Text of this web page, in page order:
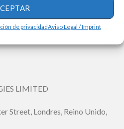
de privacidadAviso Legal / Imprint
y persistiendo en
comunicación e información
a través de nuestros portales
LIMITED
Street, Londres, Reino Unido,